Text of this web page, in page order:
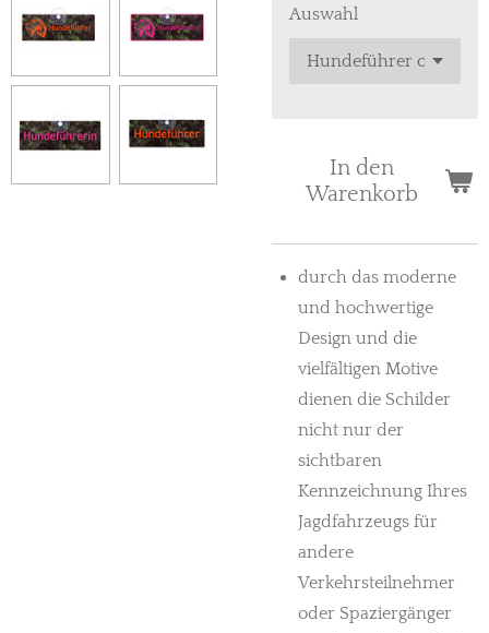
Auswahl
In den
Warenkorb
durch das moderne
und hochwertige
Design und die
vielfältigen Motive
dienen die Schilder
nicht nur der
sichtbaren
Kennzeichnung Ihres
Jagdfahrzeugs für
andere
Verkehrsteilnehmer
oder Spaziergänger